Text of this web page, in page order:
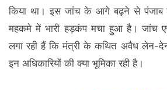
किया था। इस जांच के आगे बढ़ने से पंजाब
महकमे में भारी हड़कंप मचा हुआ है। जांच
लगा रही हैं कि मंत्री के कथित अवैध लेन-
इन अधिकारियों की क्या भूमिका रही है।